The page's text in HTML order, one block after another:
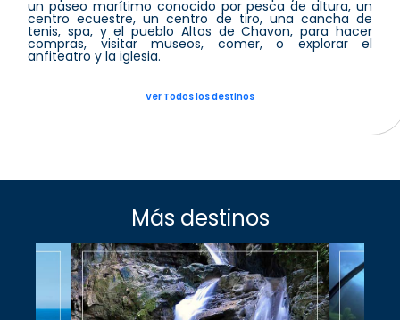
un paseo marítimo conocido por pesca de altura, un
centro ecuestre, un centro de tiro, una cancha de
tenis, spa, y el pueblo Altos de Chavon, para hacer
compras, visitar museos, comer, o explorar el
anfiteatro y la iglesia.
Ver Todos los destinos
Más destinos